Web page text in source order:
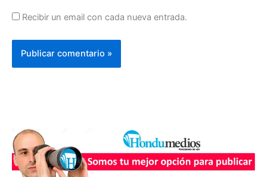
Recibir un email con cada nueva entrada.